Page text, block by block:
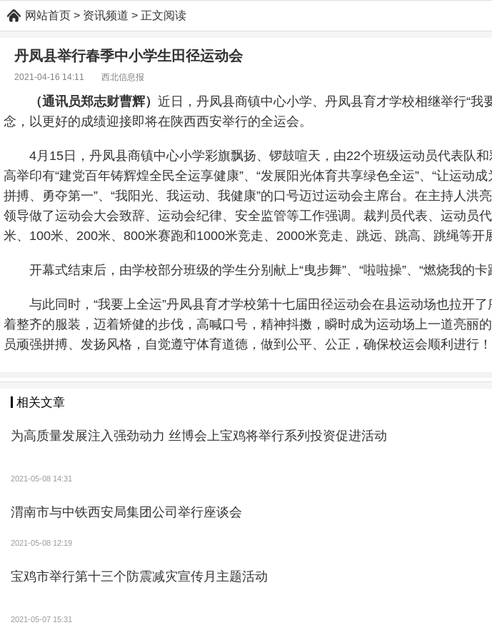
网站首页 > 资讯频道 > 正文阅读
丹凤县举行春季中小学生田径运动会
2021-04-16 14:11 西北信息报
（通讯员郑志财曹辉） 近日，丹凤县商镇中心小学、丹凤县育才学校相继举行“我
念，以更好的成绩迎接即将在陕西西安举行的全运会。
4月15日，丹凤县商镇中心小学彩旗飘扬、锣鼓喧天，由22个班级运动员代表队
高举印有“建党百年铸辉煌全民全运享健康”、“发展阳光体育共享绿色全运”、“让运
拼搏、勇夺第一”、“我阳光、我运动、我健康”的口号迈过运动会主席台。在主持人
领导做了运动会大会致辞、运动会纪律、安全监管等工作强调。裁判员代表、运动
米、100米、200米、800米赛跑和1000米竞走、2000米竞走、跳远、跳高、跳绳等
开幕式结束后，由学校部分班级的学生分别献上“曳步舞”、“啦啦操”、“燃烧我的
与此同时，“我要上全运”丹凤县育才学校第十七届田径运动会在县运动场也拉开
着整齐的服装，迈着矫健的步伐，高喊口号，精神抖擞，瞬时成为运动场上一道亮
员顽强拼搏、发扬风格，自觉遵守体育道德，做到公平、公正，确保校运会顺利进行！
相关文章
为高质量发展注入强劲动力 丝博会上宝鸡将举行系列投资促进活动
2021-05-08 14:31
渭南市与中铁西安局集团公司举行座谈会
2021-05-08 12:19
宝鸡市举行第十三个防震减灾宣传月主题活动
2021-05-07 15:31